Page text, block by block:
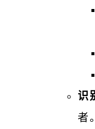
识
者